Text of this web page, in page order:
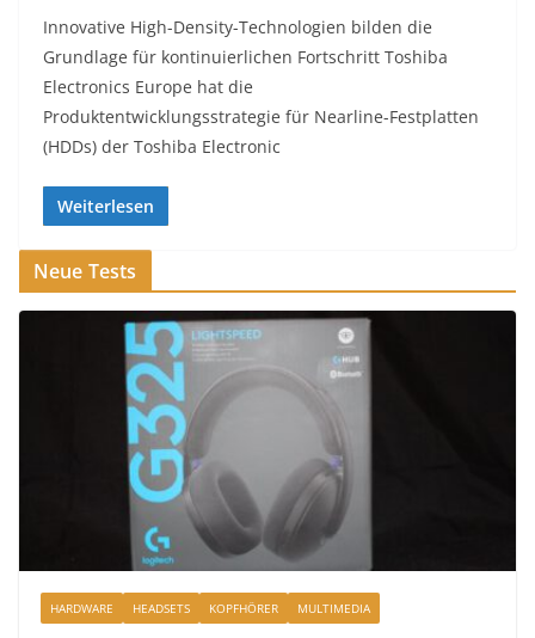
Innovative High-Density-Technologien bilden die
Grundlage für kontinuierlichen Fortschritt Toshiba
Electronics Europe hat die
Produktentwicklungsstrategie für Nearline-Festplatten
(HDDs) der Toshiba Electronic
Weiterlesen
Neue Tests
HARDWARE HEADSETS KOPFHÖRER MULTIMEDIA